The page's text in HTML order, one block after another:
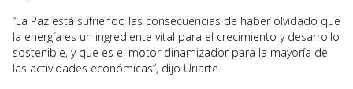
“La Paz está sufriendo las consecuencias de haber olvidado que
la energía es un ingrediente vital para el crecimiento y desarrollo
sostenible, y que es el motor dinamizador para la mayoría de
las actividades económicas”, dijo Uriarte.